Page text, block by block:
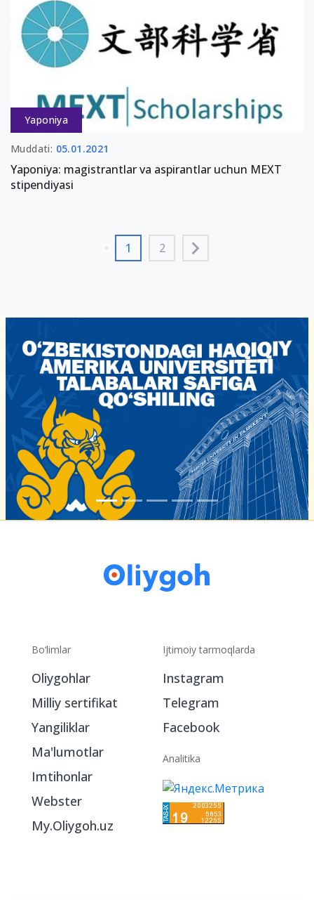
Yaponiya
Muddati: 05.01.2021
Yaponiya: magistrantlar va aspirantlar uchun MEXT
stipendiyasi
1 2
Bo‘limlar
Oliygohlar
Milliy sertifikat
Yangiliklar
Ma'lumotlar
Imtihonlar
Webster
My.Oliygoh.uz
Ijtimoiy tarmoqlarda
Instagram
Telegram
Facebook
Analitika